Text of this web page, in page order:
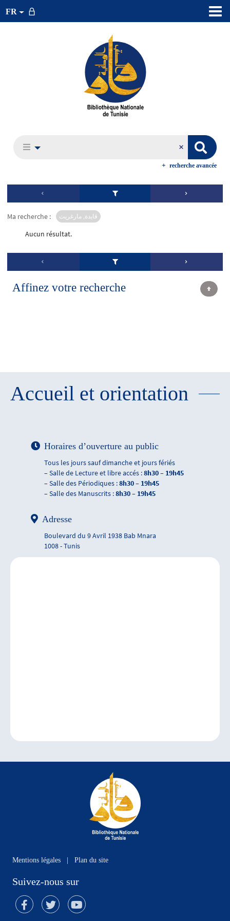
FR
recherche avancée
Ma recherche : قايدة, مارغريت
Aucun résultat.
Affinez votre recherche
Accueil et orientation
Horaires d’ouverture au public
Tous les jours sauf dimanche et jours fériés
– Salle de Lecture et libre accés :8h30 – 19h45
– Salle des Périodiques :8h30 – 19h45
– Salle des Manuscrits :8h30 – 19h45
Adresse
Boulevard du 9 Avril 1938 Bab Mnara
1008 - Tunis
Mentions légales Plan du site
Suivez-nous sur